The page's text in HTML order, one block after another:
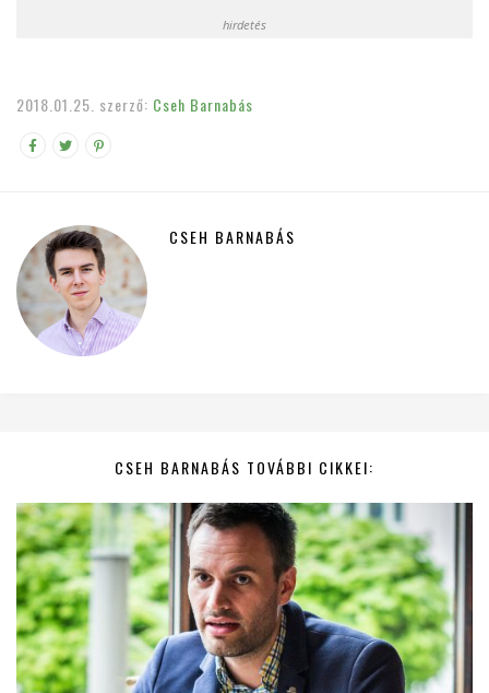
hirdetés
2018.01.25. szerző: Cseh Barnabás
CSEH BARNABÁS
CSEH BARNABÁS TOVÁBBI CIKKEI: